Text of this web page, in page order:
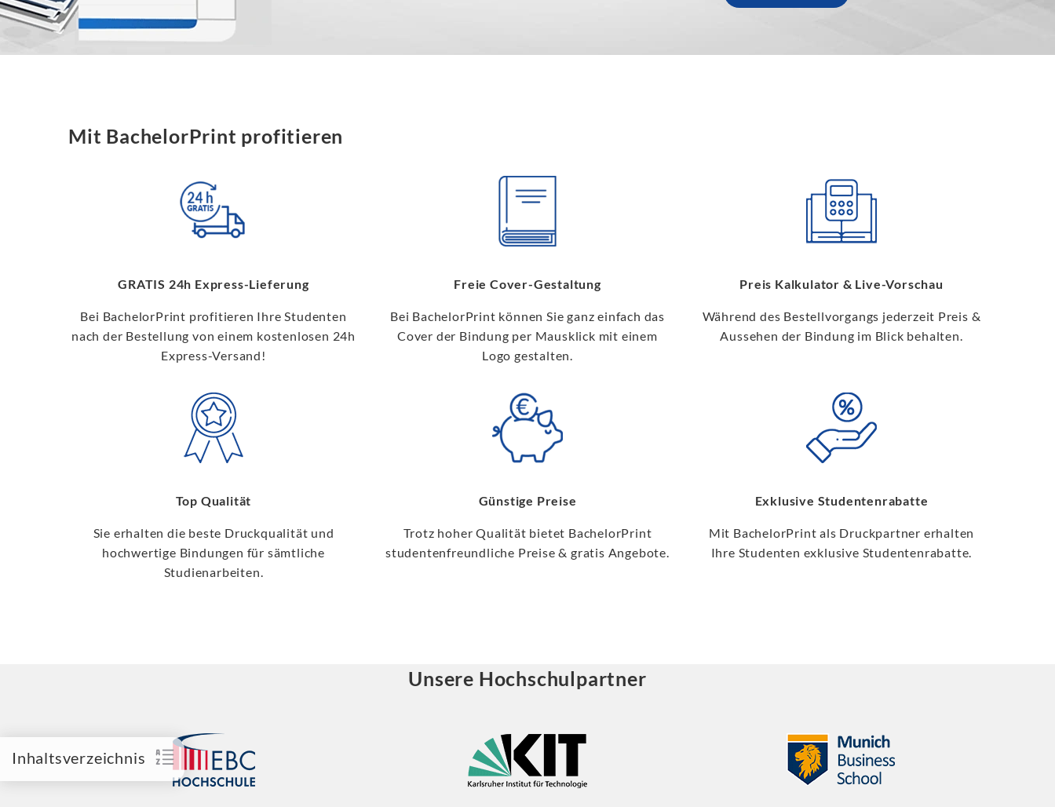
Inhaltsverzeichnis
Mit BachelorPrint profitieren
GRATIS 24h Express-Lieferung
Bei BachelorPrint profitieren Ihre Studenten
nach der Bestellung von einem kostenlosen 24h
Express-Versand!
Freie Cover-Gestaltung
Bei BachelorPrint können Sie ganz einfach das
Cover der Bindung per Mausklick mit einem
Logo gestalten.
Preis Kalkulator & Live-Vorschau
Während des Bestellvorgangs jederzeit Preis &
Aussehen der Bindung im Blick behalten.
Top Qualität
Sie erhalten die beste Druckqualität und
hochwertige Bindungen für sämtliche
Studienarbeiten.
Günstige Preise
Trotz hoher Qualität bietet BachelorPrint
studentenfreundliche Preise & gratis Angebote.
Exklusive Studentenrabatte
Mit BachelorPrint als Druckpartner erhalten
Ihre Studenten exklusive Studentenrabatte.
Unsere Hochschulpartner